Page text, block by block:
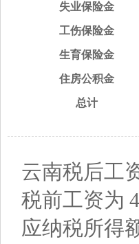
失业保险金
工伤保险金
生育保险金
住房公积金
总计
云南税后工
税前工资为
应纳税所得